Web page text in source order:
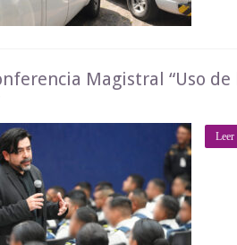
Magistral “Uso de
Leer